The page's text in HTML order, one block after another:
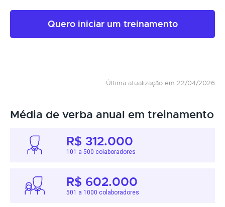
Quero iniciar um treinamento
Última atualização em 22/04/2026
Média de verba anual em treinamento
R$ 312.000
101 a 500 colaboradores
R$ 602.000
501 a 1000 colaboradores